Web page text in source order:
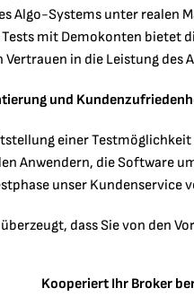
Algo-Systems unter realen
Tests mit Demokonten bietet
Vertrauen in die Leistung des
und
einer
Anwendern, die Software
unser Kundenservice
dass Sie von den
Kooperiert Ihr Broker